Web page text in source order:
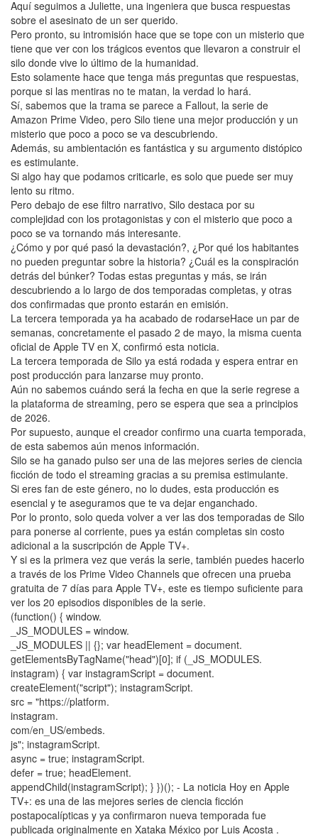
Aquí seguimos a Juliette, una ingeniera que busca respuestas
sobre el asesinato de un ser querido.
Pero pronto, su intromisión hace que se tope con un misterio que
tiene que ver con los trágicos eventos que llevaron a construir el
silo donde vive lo último de la humanidad.
Esto solamente hace que tenga más preguntas que respuestas,
porque si las mentiras no te matan, la verdad lo hará.
Sí, sabemos que la trama se parece a Fallout, la serie de
Amazon Prime Video, pero Silo tiene una mejor producción y un
misterio que poco a poco se va descubriendo.
Además, su ambientación es fantástica y su argumento distópico
es estimulante.
Si algo hay que podamos criticarle, es solo que puede ser muy
lento su ritmo.
Pero debajo de ese filtro narrativo, Silo destaca por su
complejidad con los protagonistas y con el misterio que poco a
poco se va tornando más interesante.
¿Cómo y por qué pasó la devastación?, ¿Por qué los habitantes
no pueden preguntar sobre la historia? ¿Cuál es la conspiración
detrás del búnker? Todas estas preguntas y más, se irán
descubriendo a lo largo de dos temporadas completas, y otras
dos confirmadas que pronto estarán en emisión.
La tercera temporada ya ha acabado de rodarseHace un par de
semanas, concretamente el pasado 2 de mayo, la misma cuenta
oficial de Apple TV en X, confirmó esta noticia.
La tercera temporada de Silo ya está rodada y espera entrar en
post producción para lanzarse muy pronto.
Aún no sabemos cuándo será la fecha en que la serie regrese a
la plataforma de streaming, pero se espera que sea a principios
de 2026.
Por supuesto, aunque el creador confirmo una cuarta temporada,
de esta sabemos aún menos información.
Silo se ha ganado pulso ser una de las mejores series de ciencia
ficción de todo el streaming gracias a su premisa estimulante.
Si eres fan de este género, no lo dudes, esta producción es
esencial y te aseguramos que te va dejar enganchado.
Por lo pronto, solo queda volver a ver las dos temporadas de Silo
para ponerse al corriente, pues ya están completas sin costo
adicional a la suscripción de Apple TV+.
Y si es la primera vez que verás la serie, también puedes hacerlo
a través de los Prime Video Channels que ofrecen una prueba
gratuita de 7 días para Apple TV+, este es tiempo suficiente para
ver los 20 episodios disponibles de la serie.
(function() { window.
_JS_MODULES = window.
_JS_MODULES || {}; var headElement = document.
getElementsByTagName("head")[0]; if (_JS_MODULES.
instagram) { var instagramScript = document.
createElement("script"); instagramScript.
src = "https://platform.
instagram.
com/en_US/embeds.
js"; instagramScript.
async = true; instagramScript.
defer = true; headElement.
appendChild(instagramScript); } })(); - La noticia Hoy en Apple
TV+: es una de las mejores series de ciencia ficción
postapocalípticas y ya confirmaron nueva temporada fue
publicada originalmente en Xataka México por Luis Acosta .